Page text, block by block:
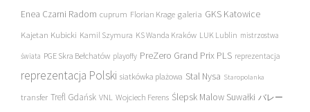
Enea Czarni Radom cuprum Florian Krage galeria GKS Katowice
Kajetan Kubicki Kamil Szymura KS Wanda Kraków LUK Lublin mistrzostwa
świata PGE Skra Bełchatów playoffy PreZero Grand Prix PLS reprezentacja
reprezentacja Polski siatkówka plażowa Stal Nysa Staropolanka
transfer Trefl Gdańsk VNL Wojciech Ferens Ślepsk Malow Suwałki バレー